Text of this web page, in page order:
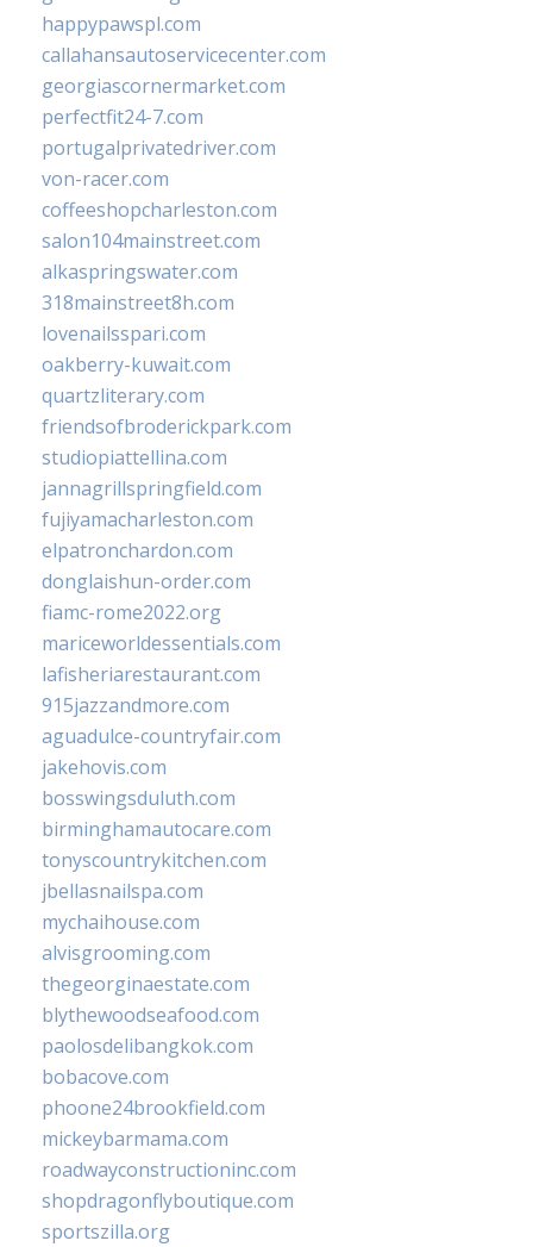
happypawspl.com
callahansautoservicecenter.com
georgiascornermarket.com
perfectfit24-7.com
portugalprivatedriver.com
von-racer.com
coffeeshopcharleston.com
salon104mainstreet.com
alkaspringswater.com
318mainstreet8h.com
lovenailsspari.com
oakberry-kuwait.com
quartzliterary.com
friendsofbroderickpark.com
studiopiattellina.com
jannagrillspringfield.com
fujiyamacharleston.com
elpatronchardon.com
donglaishun-order.com
fiamc-rome2022.org
mariceworldessentials.com
lafisheriarestaurant.com
915jazzandmore.com
aguadulce-countryfair.com
jakehovis.com
bosswingsduluth.com
birminghamautocare.com
tonyscountrykitchen.com
jbellasnailspa.com
mychaihouse.com
alvisgrooming.com
thegeorginaestate.com
blythewoodseafood.com
paolosdelibangkok.com
bobacove.com
phoone24brookfield.com
mickeybarmama.com
roadwayconstructioninc.com
shopdragonflyboutique.com
sportszilla.org